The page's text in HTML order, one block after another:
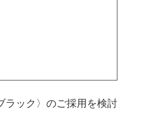
ック〉のご採用を検討